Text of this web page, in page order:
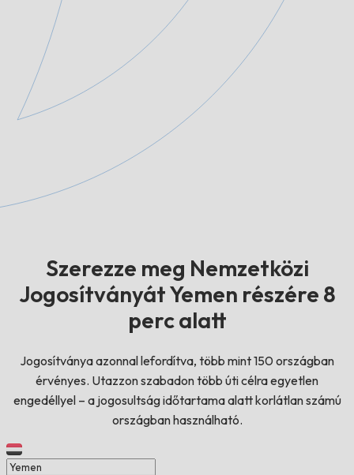
Szerezze meg Nemzetközi
Jogosítványát Yemen részére 8
perc alatt
Jogosítványa azonnal lefordítva, több mint 150 országban
érvényes. Utazzon szabadon több úti célra egyetlen
engedéllyel – a jogosultság időtartama alatt korlátlan számú
országban használható.